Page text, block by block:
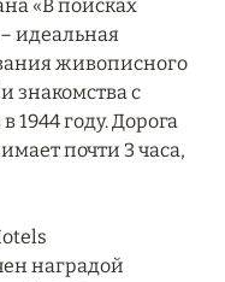
«В поисках
идеальная
живописного
знакомства с
1944 году. Дорога
почти 3 часа,
наградой